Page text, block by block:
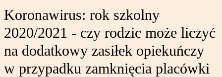
Koronawirus: rok szkolny
2020/2021 - czy rodzic może liczyć
na dodatkowy zasiłek opiekuńczy
w przypadku zamknięcia placówki